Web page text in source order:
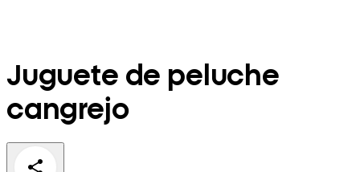
Juguete de peluche
cangrejo